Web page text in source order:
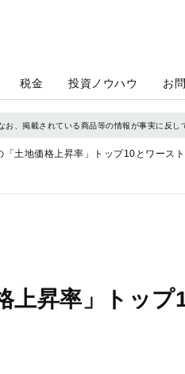
税金 投資ノウハウ お
、掲載されている商品等の情報が事実に反し
「土地価格上昇率」トップ10とワース
上昇率」トッ